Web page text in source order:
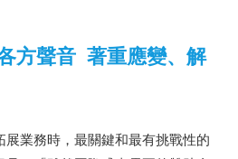
方聲音 著重應變、解
展業務時，最關鍵和最有挑戰性的